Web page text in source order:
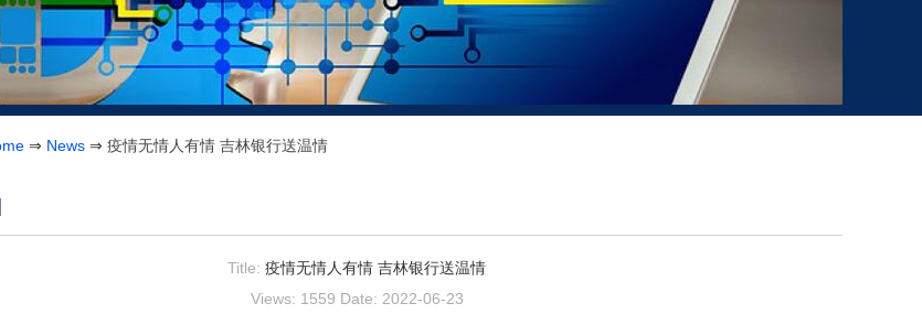
⇒ News ⇒ 疫情无情人有情 吉林银行送温情
Title: 疫情无情人有情 吉林银行送温情
Views: 1559 Date: 2022-06-23